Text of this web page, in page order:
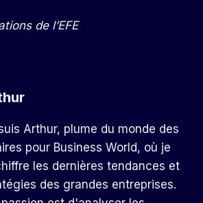
de l’EFE
Arthur, plume du monde des
pour Business World, où je
les dernières tendances et
des grandes entreprises.